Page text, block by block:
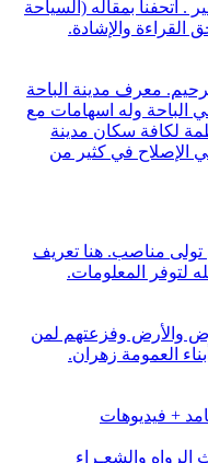
. أتحفنا بمقاله (السياحة
والإشادة.
معرف مدينة الباحة
الباحة وله اسهامات مع
لكافة سكان مدينة
الإصلاح في كثير من
تولى مناصب. هنا تعريف
المعلومات.
والأرض وفزعتهم لمن
العمومة زهران.
+ فيديوهات